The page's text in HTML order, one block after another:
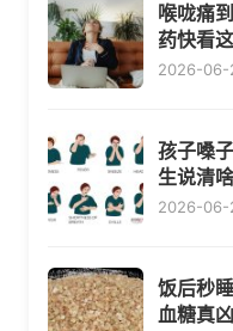
喉咙痛
药快看
2026-06-
孩子嗓
生说清
2026-06-
饭后秒
血糖真凶